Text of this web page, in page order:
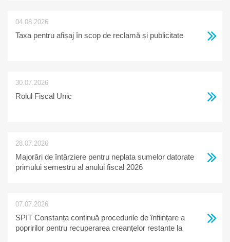
04.08.2026
Taxa pentru afișaj în scop de reclamă și publicitate
30.07.2026
Rolul Fiscal Unic
28.07.2026
Majorări de întârziere pentru neplata sumelor datorate
primului semestru al anului fiscal 2026
07.07.2026
SPIT Constanța continuă procedurile de înființare a
popririlor pentru recuperarea creanțelor restante la